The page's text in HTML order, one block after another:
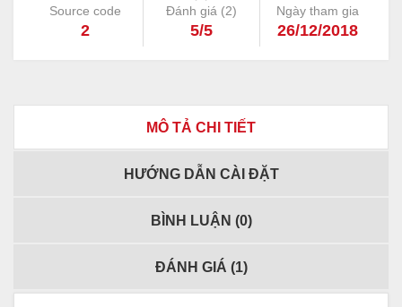
Source code
2
Đánh giá (2)
5/5
Ngày tham gia
26/12/2018
MÔ TẢ CHI TIẾT
HƯỚNG DẪN CÀI ĐẶT
BÌNH LUẬN (0)
ĐÁNH GIÁ (1)